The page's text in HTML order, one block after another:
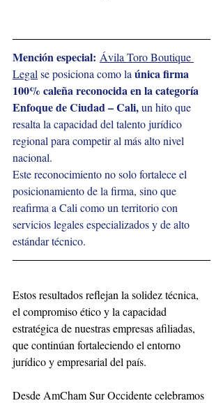
Mención especial: Ávila Toro Boutique
Legal se posiciona como la única firma
100% caleña reconocida en la categoría
Enfoque de Ciudad – Cali, un hito que
resalta la capacidad del talento jurídico
regional para competir al más alto nivel
nacional.
Este reconocimiento no solo fortalece el
posicionamiento de la firma, sino que
reafirma a Cali como un territorio con
servicios legales especializados y de alto
estándar técnico.
Estos resultados reflejan la solidez técnica,
el compromiso ético y la capacidad
estratégica de nuestras empresas afiliadas,
que continúan fortaleciendo el entorno
jurídico y empresarial del país.
Desde AmCham Sur Occidente celebramos